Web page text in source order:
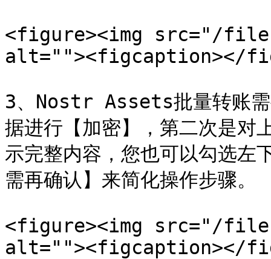
<figure><img src="/
alt=""><figcaption></
3、Nostr Assets批量转账需
据进行【加密】，第二次是对
示完整内容，您也可以勾选左
需再确认】来简化操作步骤。
<figure><img src="/files/
alt=""><figcaption></